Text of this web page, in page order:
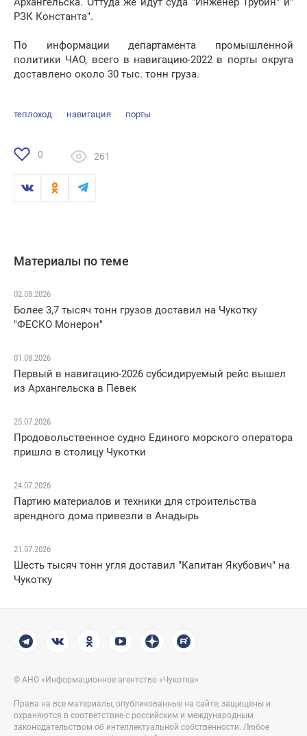
РЗК Константа".
По информации департамента промышленной
политики ЧАО, всего в навигацию-2022 в порты округа
доставлено около 30 тыс. тонн груза.
теплоход навигация порты
0 261
Материалы по теме
02.08.2026
Более 3,7 тысяч тонн грузов доставил на Чукотку
"ФЕСКО Монерон"
01.08.2026
Первый в навигацию-2026 субсидируемый рейс вышел
из Архангельска в Певек
25.07.2026
Продовольственное судно Единого морского оператора
пришло в столицу Чукотки
24.07.2026
Партию материалов и техники для строительства
арендного дома привезли в Анадырь
21.07.2026
Шесть тысяч тонн угля доставил "Капитан Якубович" на
Чукотку
© АНО «Информационное агентство «Чукотка»
Права на все материалы, опубликованные на сайте, защищены и
охраняются в соответствие с российским и международным
законодательством об интеллектуальной собственности. Любое